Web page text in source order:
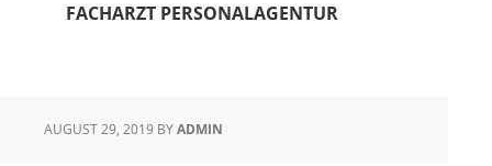
FACHARZT PERSONALAGENTUR
AUGUST 29, 2019 BYADMIN